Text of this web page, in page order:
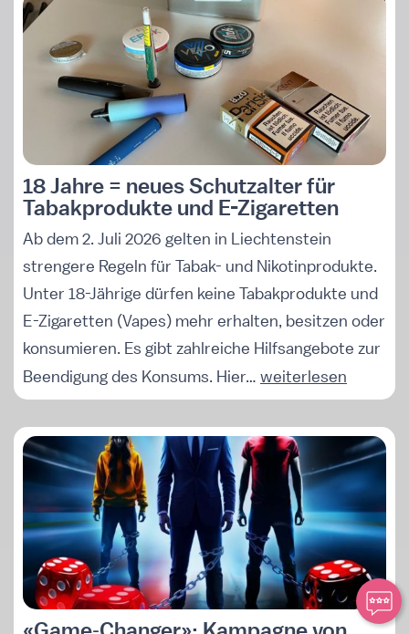
18 Jahre = neues Schutzalter für
Tabakprodukte und E-Zigaretten
Ab dem 2. Juli 2026 gelten in Liechtenstein
strengere Regeln für Tabak- und Nikotinprodukte.
Unter 18-Jährige dürfen keine Tabakprodukte und
E-Zigaretten (Vapes) mehr erhalten, besitzen oder
konsumieren. Es gibt zahlreiche Hilfsangebote zur
Beendigung des Konsums. Hier… weiterlesen